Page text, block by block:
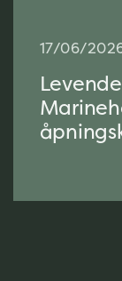
17/06/